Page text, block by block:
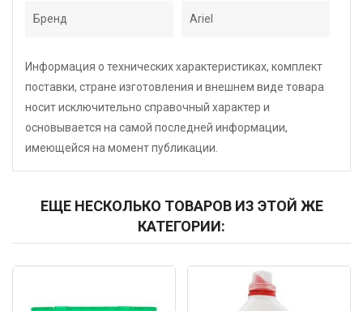
Бренд Ariel
Информация о технических характеристиках, комплект
поставки, стране изготовления и внешнем виде товара
носит исключительно справочный характер и
основывается на самой последней информации,
имеющейся на момент публикации.
ЕЩЕ НЕСКОЛЬКО ТОВАРОВ ИЗ ЭТОЙ ЖЕ
КАТЕГОРИИ: